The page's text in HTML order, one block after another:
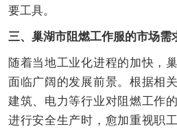
要工具。
三、巢湖市阻燃工作服的市场需
随着当地工业化进程的加快，
面临广阔的发展前景。根据相
建筑、电力等行业对阻燃工作
进行安全生产时，愈加重视职